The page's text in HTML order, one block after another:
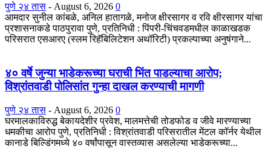
पुणे २४ तास - August 6, 2026 0
आमदार सुनील कांबळे, अनिल हातागळे, मनोज क्षीरसागर व रवि क्षीरसागर यांचा
प्रशासनाकडे पाठपुरावा पुणे, प्रतिनिधी : पिंपरी-चिंचवडमधील काळाखडक
परिसरात एसआरए (स्लम रिहॅबिलिटेशन अथॉरिटी) प्रकल्पाच्या अनुषंगाने...
४० वर्षे जुन्या भाडेकरूच्या घराची भिंत पाडल्याचा आरोप;
विश्रांतवाडी पोलिसांत गुन्हा दाखल करण्याची मागणी
पुणे २४ तास - August 6, 2026 0
घरमालकाविरुद्ध बेकायदेशीर प्रवेश, मालमत्तेची तोडफोड व जीवे मारण्याच्या
धमकीचा आरोप पुणे, प्रतिनिधी : विश्रांतवाडी परिसरातील मेंटल कॉर्नर येथील
कानाडे बिल्डिंगमध्ये ४० वर्षांपासून वास्तव्यास असलेल्या भाडेकरूच्या...